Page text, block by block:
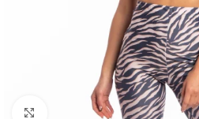
Haga clic para ampliar